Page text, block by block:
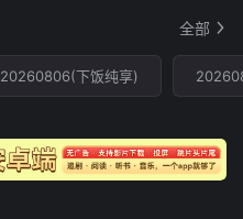
全部
20260806(下饭纯享)